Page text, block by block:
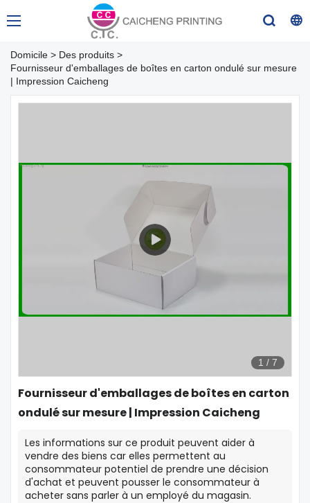
Domicile > Des produits >
Fournisseur d'emballages de boîtes en carton ondulé sur mesure
| Impression Caicheng
1 / 7
Fournisseur d'emballages de boîtes en carton
ondulé sur mesure | Impression Caicheng
Les informations sur ce produit peuvent aider à
vendre des biens car elles permettent au
consommateur potentiel de prendre une décision
d'achat et peuvent pousser le consommateur à
acheter sans parler à un employé du magasin.